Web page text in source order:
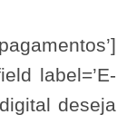
label=’E-
digital deseja